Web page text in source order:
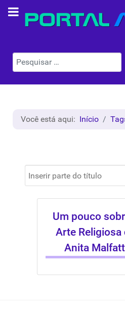
Pesquisar
Você está aqui: Início
Inserir parte do título
Um pouco
Arte Religiosa
Anita